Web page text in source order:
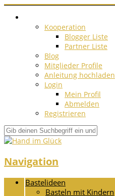
Kooperation
Blogger Liste
Partner Liste
Blog
Mitglieder Profile
Anleitung hochladen
Login
Mein Profil
Abmelden
Registrieren
Navigation
Bastelideen
Basteln mit Kindern